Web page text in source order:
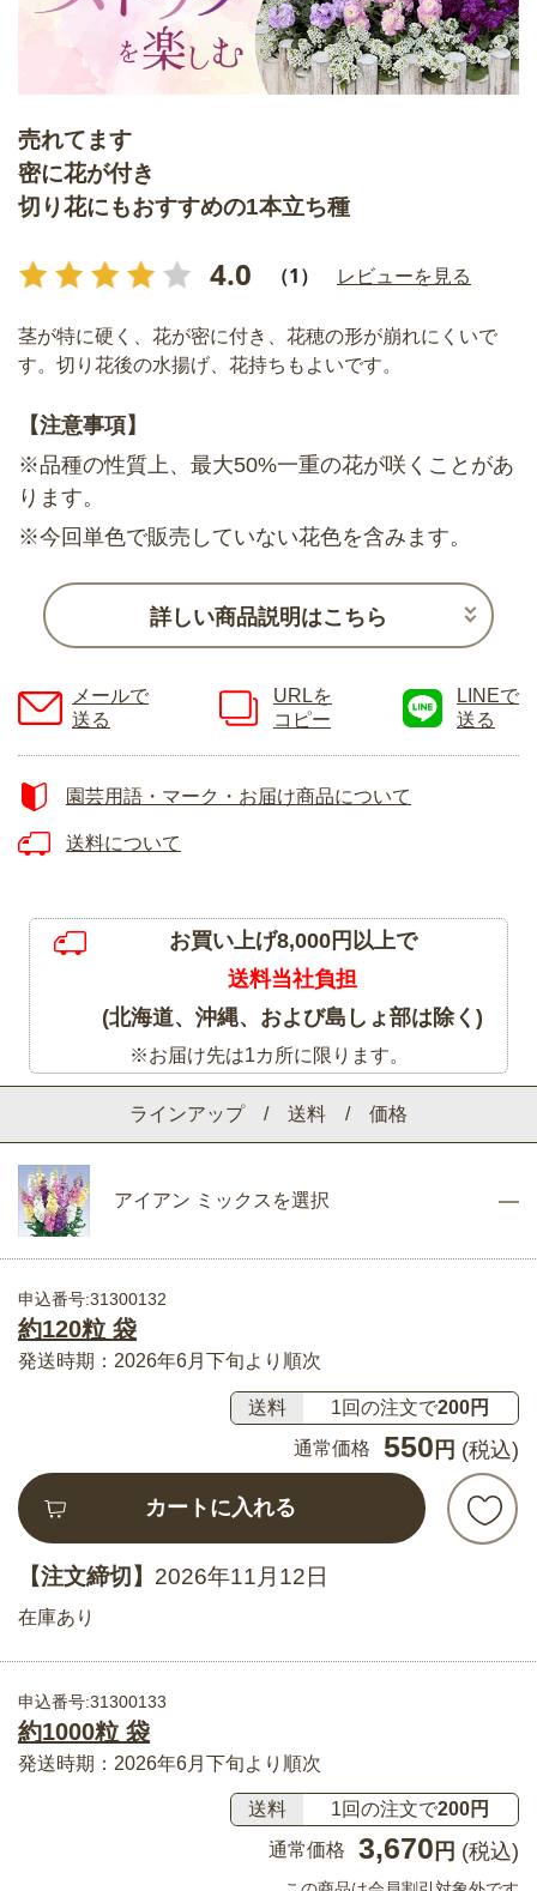
売れてます
密に花が付き
切り花にもおすすめの1本立ち種
4.0 （1） レビューを見る
ラインアップ / 送料 / 価格
アイアン ミックスを選択
申込番号:31300132
約120粒 袋
発送時期：2026年6月下旬より順次
送料 1回の注文で200円
通常価格
550 円 (税込)
カートに入れる
【注文締切】 2026年11月12日
在庫あり
申込番号:31300133
約1000粒 袋
発送時期：2026年6月下旬より順次
送料 1回の注文で200円
通常価格
3,670 円 (税込)
茎が特に硬く、花が密に付き、花穂の形が崩れにくいで
す。切り花後の水揚げ、花持ちもよいです。
【注意事項】
※品種の性質上、最大50%一重の花が咲くことがあ
ります。
※今回単色で販売していない花色を含みます。
詳しい商品説明はこちら
メールで
送る
URLを
コピー
LINEで
送る
園芸用語・マーク・お届け商品について
送料について
お買い上げ8,000円以上で
送料当社負担
(北海道、沖縄、および島しょ部は除く)
※お届け先は1カ所に限ります。